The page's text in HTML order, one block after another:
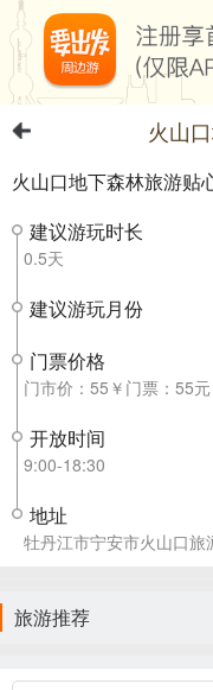
火山
火山口地下森林旅游贴
建议游玩时长
0.5天
建议游玩月份
门票价格
门市价：55￥门票：55元
开放时间
9:00-18:30
地址
牡丹江市宁安市火山口旅
旅游推荐